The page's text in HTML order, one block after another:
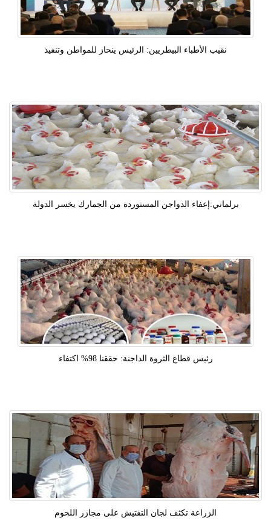
نقيب الأطباء البيطريين: الرئيس ينحاز للمواطن وتنفيذ
برلماني:إعفاء الدواجن المستوردة من الجمارك يخسر الدولة
رئيس قطاع الثروة الداجنة: حققنا 98% اكتفاء
الزراعة تكثف لجان التفتيش على مجازر اللحوم